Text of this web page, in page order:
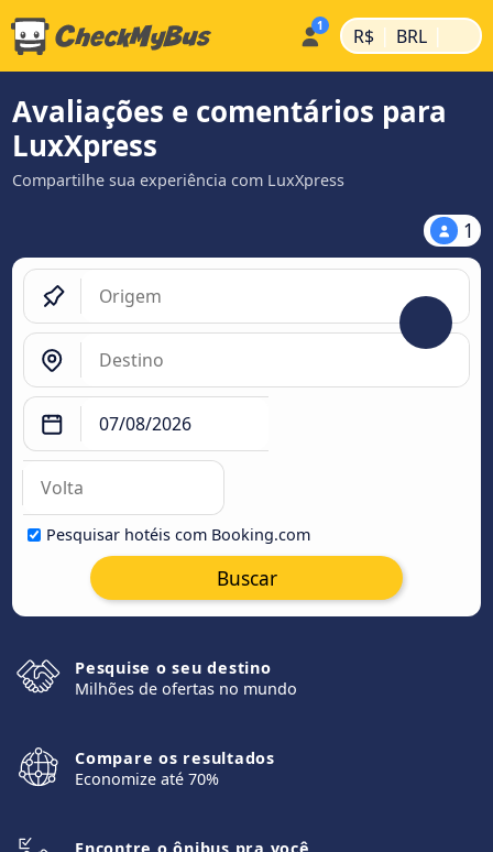
R$ | BRL |
Avaliações e comentários para
LuxXpress
Compartilhe sua experiência com LuxXpress
1
Pesquisar hotéis com Booking.com
Buscar
Pesquise o seu destino
Milhões de ofertas no mundo
Compare os resultados
Economize até 70%